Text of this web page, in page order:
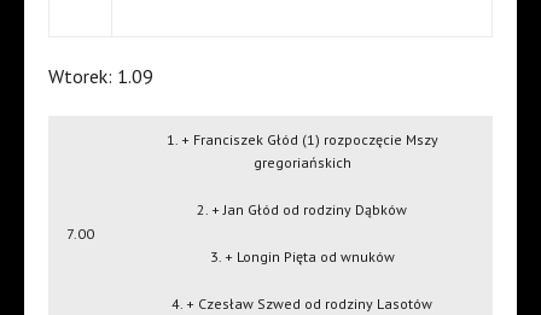
Wtorek: 1.09
7.00
1. + Franciszek Głód (1) rozpoczęcie Mszy
gregoriańskich
2. + Jan Głód od rodziny Dąbków
3. + Longin Pięta od wnuków
4. + Czesław Szwed od rodziny Lasotów